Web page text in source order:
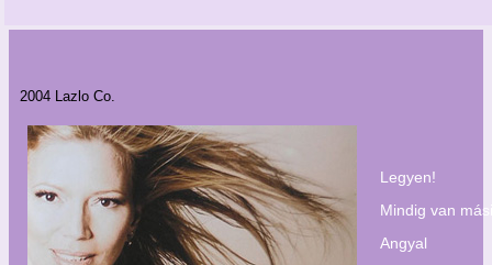
2004 Lazlo Co.
Legyen!
Mindig van
Angyal